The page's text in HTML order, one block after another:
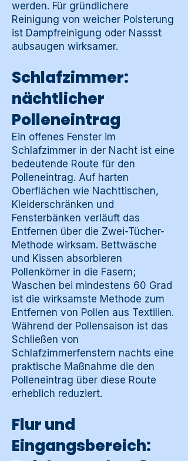
werden. Für gründlichere
Reinigung von weicher Polsterung
ist Dampfreinigung oder Nassst
aubsaugen wirksamer.
Schlafzimmer:
nächtlicher
Polleneintrag
Ein offenes Fenster im
Schlafzimmer in der Nacht ist eine
bedeutende Route für den
Polleneintrag. Auf harten
Oberflächen wie Nachttischen,
Kleiderschränken und
Fensterbänken verläuft das
Entfernen über die Zwei-Tücher-
Methode wirksam. Bettwäsche
und Kissen absorbieren
Pollenkörner in die Fasern;
Waschen bei mindestens 60 Grad
ist die wirksamste Methode zum
Entfernen von Pollen aus Textilien.
Während der Pollensaison ist das
Schließen von
Schlafzimmerfenstern nachts eine
praktische Maßnahme die den
Polleneintrag über diese Route
erheblich reduziert.
Flur und
Eingangsbereich: